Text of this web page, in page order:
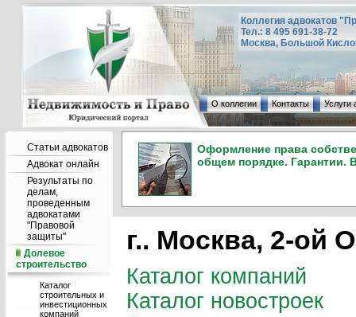
Коллегия адвокатов
Тел.: 8 495 691-38-72
Москва, Большой
О коллегии Контакты Услуги
Статьи адвокатов
Адвокат онлайн
Результаты по
делам,
проведенным
адвокатами
"Правовой
защиты"
Долевое
строительство
Каталог
строительных и
инвестиционных
компаний
Оформление права
общем порядке. Гарантии.
г.. Москва, 2-ой
Каталог компаний
Каталог новостроек